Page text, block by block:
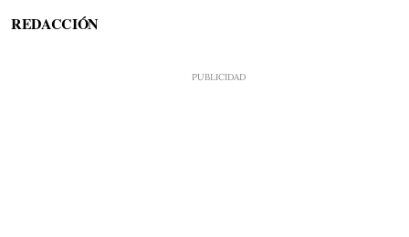
REDACCIÓN